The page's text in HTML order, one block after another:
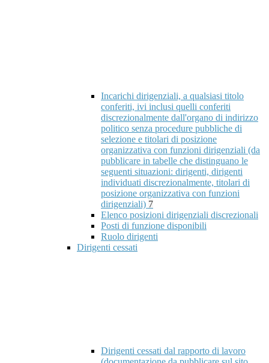
Incarichi dirigenziali, a qualsiasi titolo
conferiti, ivi inclusi quelli conferiti
discrezionalmente dall'organo di indirizzo
politico senza procedure pubbliche di
selezione e titolari di posizione
organizzativa con funzioni dirigenziali (da
pubblicare in tabelle che distinguano le
seguenti situazioni: dirigenti, dirigenti
individuati discrezionalmente, titolari di
posizione organizzativa con funzioni
dirigenziali) 7
Elenco posizioni dirigenziali discrezionali
Posti di funzione disponibili
Ruolo dirigenti
Dirigenti cessati
Dirigenti cessati dal rapporto di lavoro